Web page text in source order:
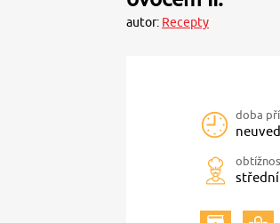
autor: Recepty
doba
střední